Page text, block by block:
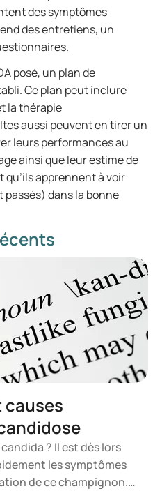
des symptômes
des entretiens, un
posé, un plan de
Ce plan peut inclure
la thérapie
aussi peuvent en tirer un
leurs performances au
ainsi que leur estime de
qu’ils apprennent à voir
dans la bonne
causes
? Il est dès lors
les symptômes
de ce champignon.